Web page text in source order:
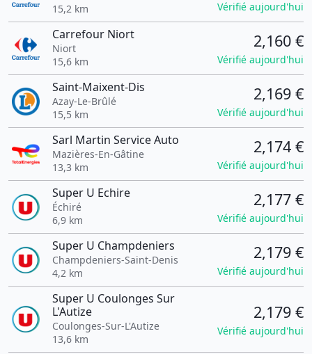
15,2 km
Vérifié aujourd'hui
Carrefour Niort
Niort
15,6 km
2,160 €
Vérifié aujourd'hui
Saint-Maixent-Dis
Azay-Le-Brûlé
15,5 km
2,169 €
Vérifié aujourd'hui
Sarl Martin Service Auto
Mazières-En-Gâtine
13,3 km
2,174 €
Vérifié aujourd'hui
Super U Echire
Échiré
6,9 km
2,177 €
Vérifié aujourd'hui
Super U Champdeniers
Champdeniers-Saint-Denis
4,2 km
2,179 €
Vérifié aujourd'hui
Super U Coulonges Sur
L'Autize
Coulonges-Sur-L'Autize
13,6 km
2,179 €
Vérifié aujourd'hui